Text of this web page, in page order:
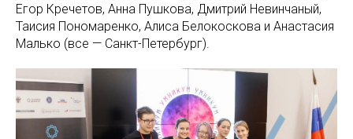
Егор Кречетов, Анна Пушкова, Дмитрий Невинчаный,
Таисия Пономаренко, Алиса Белокоскова и Анастасия
Малько (все — Санкт-Петербург).